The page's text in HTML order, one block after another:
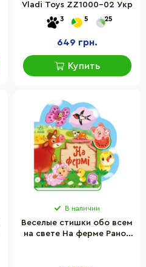
Vladi Toys ZZ1000-02 Укр
3 5 25
649 грн.
Купить
В наличии
Веселые стишки обо всем
на свете На ферме Ранок